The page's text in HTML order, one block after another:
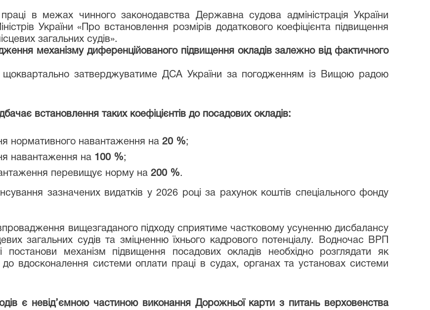
в межах чинного законодавства Державна судова адміністрація України
України «Про встановлення розмірів додаткового коефіцієнта підвищення
загальних судів».
механізму диференційованого підвищення окладів залежно від фактичного
щоквартально затверджуватиме ДСА України за погодженням із Вищою радою
встановлення таких коефіцієнтів до посадових окладів:
нормативного навантаження на 20 %;
навантаження на 100 %;
перевищує норму на 200 %.
зазначених видатків у 2026 році за рахунок коштів спеціального фонду
вищезгаданого підходу сприятиме частковому усуненню дисбалансу
загальних судів та зміцненню їхнього кадрового потенціалу. Водночас ВРП
механізм підвищення посадових окладів необхідно розглядати як
до вдосконалення системи оплати праці в судах, органах та установах системи
є невід’ємною частиною виконання Дорожньої карти з питань верховенства